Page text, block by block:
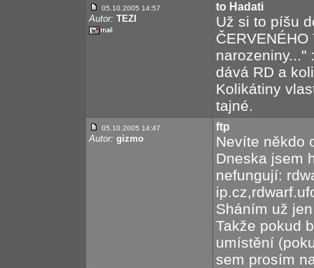
05.10.2005 14:57
Autor: TEZI
to Hadati
Už si to píšu
narozeniny..."
dává RD a
Kolikátiny
tajné.
05.10.2005 14:47
Autor: gizmo
ftp
Nevíte někdo
Dneska jsem
nefungují:
Sháním už
Takže pokud
umístění
sem prosím